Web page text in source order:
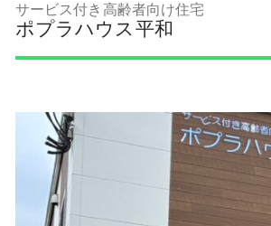
サービス付き高齢者向け住宅
ポプラハウス平和